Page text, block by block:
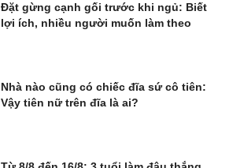
Đặt gừng cạnh gối trước khi ngủ: Biết
lợi ích, nhiều người muốn làm theo
Nhà nào cũng có chiếc đĩa sứ cô tiên:
Vậy tiên nữ trên đĩa là ai?